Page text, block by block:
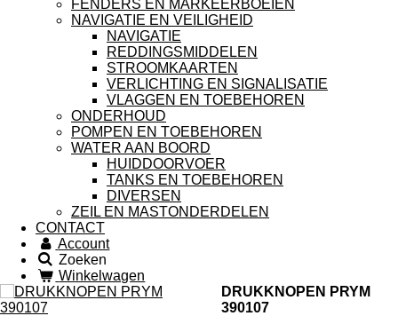
FENDERS EN MARKEERBOEIEN
NAVIGATIE EN VEILIGHEID
NAVIGATIE
REDDINGSMIDDELEN
STROOMKAARTEN
VERLICHTING EN SIGNALISATIE
VLAGGEN EN TOEBEHOREN
ONDERHOUD
POMPEN EN TOEBEHOREN
WATER AAN BOORD
HUIDDOORVOER
TANKS EN TOEBEHOREN
DIVERSEN
ZEIL EN MASTONDERDELEN
CONTACT
Account
Zoeken
Winkelwagen
DRUKKNOPEN PRYM
390107